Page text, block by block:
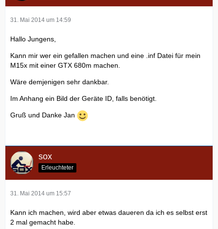
31. Mai 2014 um 14:59
Hallo Jungens,
Kann mir wer ein gefallen machen und eine .inf Datei für mein
M15x mit einer GTX 680m machen.
Wäre demjenigen sehr dankbar.
Im Anhang ein Bild der Geräte ID, falls benötigt.
Gruß und Danke Jan
sox
Erleuchteter
31. Mai 2014 um 15:57
Kann ich machen, wird aber etwas daueren da ich es selbst erst
2 mal gemacht habe.